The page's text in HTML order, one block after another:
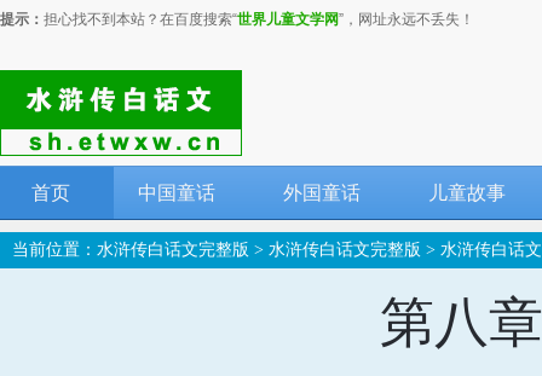
提示： 担心找不到本站？在百度搜索“世界儿童文学网”，网址永远不丢失！
首页 中国童话 外国童话 儿童故事
当前位置： 水浒传白话文完整版 > 水浒传白话文完整版 > 水浒传白话
第八